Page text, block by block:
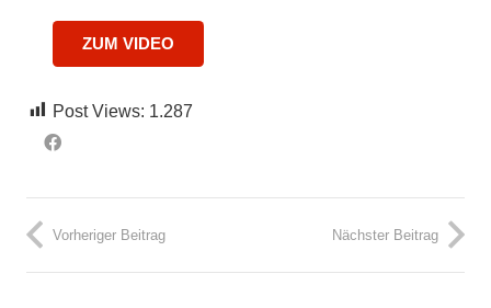
ZUM VIDEO
Post Views: 1.287
Vorheriger Beitrag Nächster Beitrag